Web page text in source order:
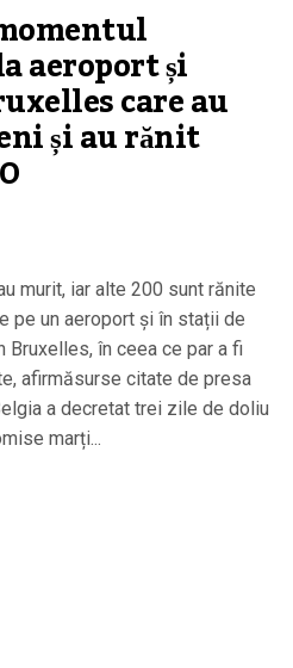
aeroport și
care au
și au rănit
murit, iar alte 200 sunt rănite
pe un aeroport și în stații de
Bruxelles, în ceea ce par a fi
afirmăsurse citate de presa
a decretat trei zile de doliu
marți...